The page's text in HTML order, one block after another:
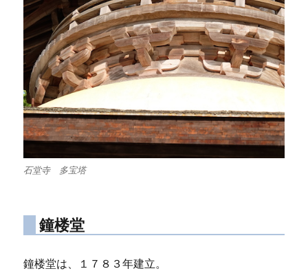
石堂寺 多宝塔
鐘楼堂
鐘楼堂は、１７８３年建立。